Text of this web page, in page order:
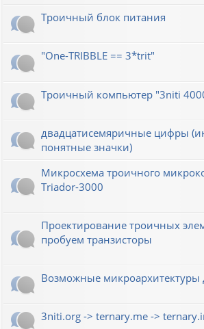
Троичный блок питания
"One-TRIBBLE == 3*trit"
Троичный компьютер "3niti
двадцатисемяричные цифры
понятные значки)
Микросхема троичного
Triador-3000
Проектирование троичных
пробуем транзисторы
Возможные микроархитектуры
3niti.org -> ternary.me ->